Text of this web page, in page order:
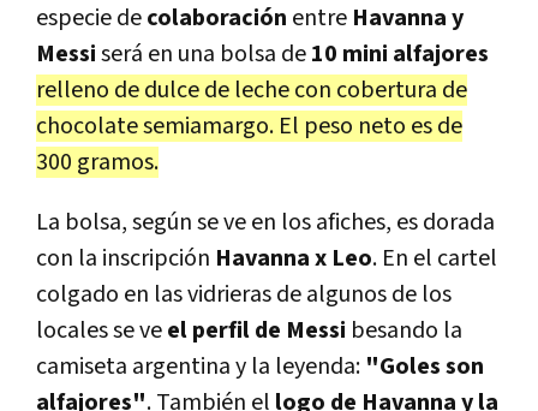
especie decolaboración entre Havanna y
Messiserá en una bolsa de10 mini alfajores
relleno de dulce de leche con cobertura de
chocolate semiamargo. El peso neto es de
300 gramos.
La bolsa, según se ve en los afiches, es dorada
con la inscripción Havanna x Leo. En el cartel
colgado en las vidrieras de algunos de los
locales se veel perfil de Messi besando la
camiseta argentina y la leyenda: "Goles son
alfajores". También el logo de Havanna y la